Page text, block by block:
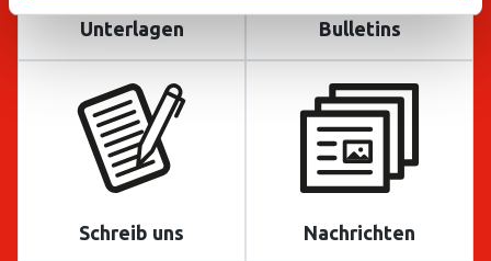
Unterlagen Bulletins
Schreib uns Nachrichten